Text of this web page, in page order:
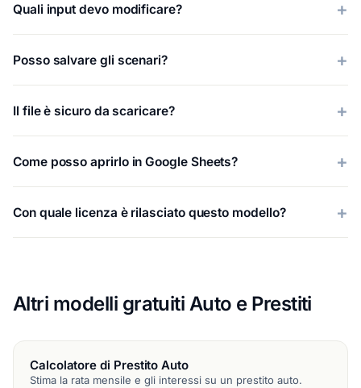
Quali input devo modificare?
Posso salvare gli scenari?
Il file è sicuro da scaricare?
Come posso aprirlo in Google Sheets?
Con quale licenza è rilasciato questo modello?
Altri modelli gratuiti Auto e Prestiti
Calcolatore di Prestito Auto
Stima la rata mensile e gli interessi su un prestito auto.